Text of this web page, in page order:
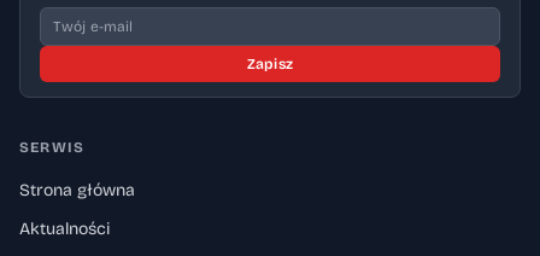
Zapisz
SERWIS
Strona główna
Aktualności